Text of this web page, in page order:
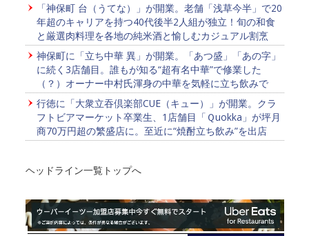
「神保町 台（うてな）」が開業。老舗「浅草今半」で20
年超のキャリアを持つ40代後半2人組が独立！旬の和食
と厳選肉料理を各地の純米酒と愉しむカジュアル割烹
神保町に「立ち中華 異」が開業。「あつ盛」「あの字」
に続く3店舗目。誰もが知る“超有名中華”で修業した
（？）オーナー中村氏渾身の中華を気軽に立ち飲みで
行徳に「大衆立吞倶楽部CUE（キュー）」が開業。クラ
フトビアマーケット卒業生、1店舗目「Ｑuokka」が坪月
商70万円超の繁盛店に。至近に“焼酎立ち飲み”を出店
ヘッドライン一覧トップへ